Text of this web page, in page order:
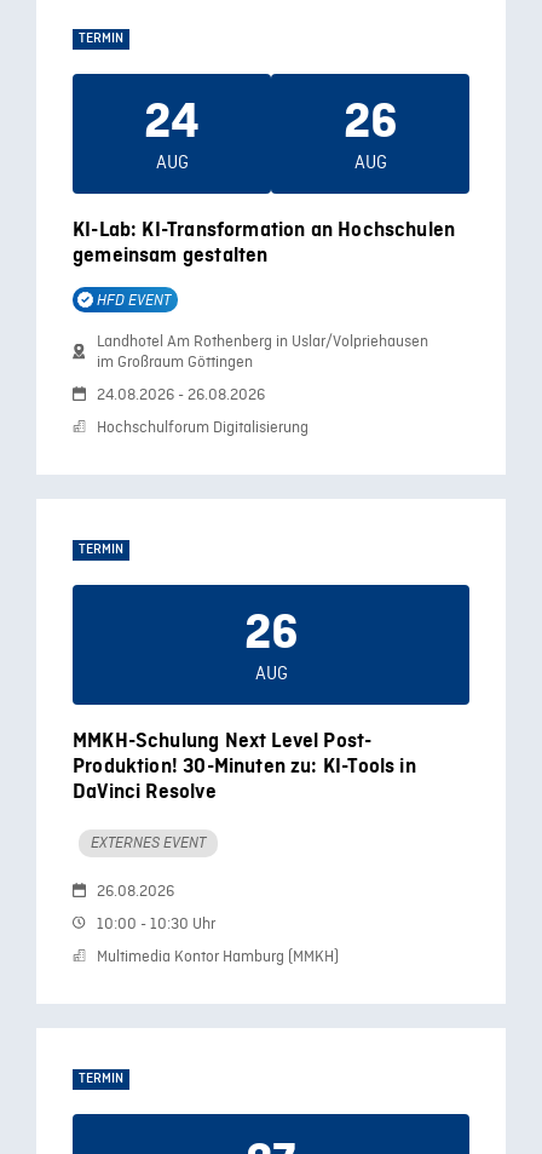
TERMIN
KI-Lab: KI-Transformation an Hochschulen
gemeinsam gestalten
HFD EVENT
Landhotel Am Rothenberg in Uslar/Volpriehausen
im Großraum Göttingen
24.08.2026 - 26.08.2026
Hochschulforum Digitalisierung
24
AUG
26
AUG
TERMIN
MMKH-Schulung Next Level Post-
Produktion! 30-Minuten zu: KI-Tools in
DaVinci Resolve
EXTERNES EVENT
26.08.2026
10:00 - 10:30 Uhr
Multimedia Kontor Hamburg (MMKH)
26
AUG
TERMIN